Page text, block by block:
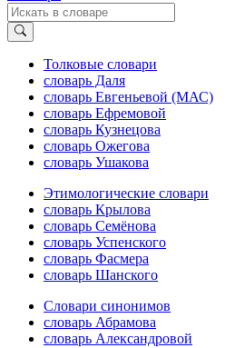
Толковые словари
словарь Даля
словарь Евгеньевой (МАС)
словарь Ефремовой
словарь Кузнецова
словарь Ожегова
словарь Ушакова
Этимологические словари
словарь Крылова
словарь Семёнова
словарь Успенского
словарь Фасмера
словарь Шанского
Словари синонимов
словарь Абрамова
словарь Александровой